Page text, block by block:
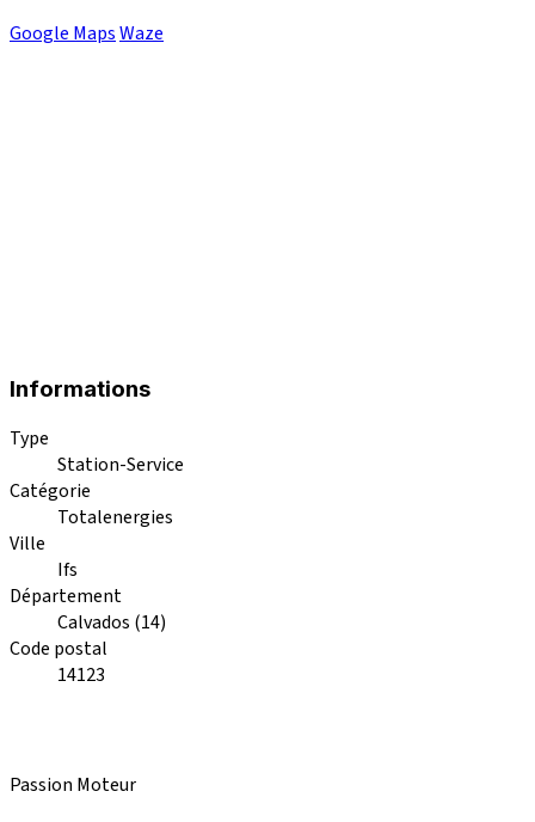
Google MapsWaze
Informations
Type
Station-Service
Catégorie
Totalenergies
Ville
Ifs
Département
Calvados (14)
Code postal
14123
Passion Moteur